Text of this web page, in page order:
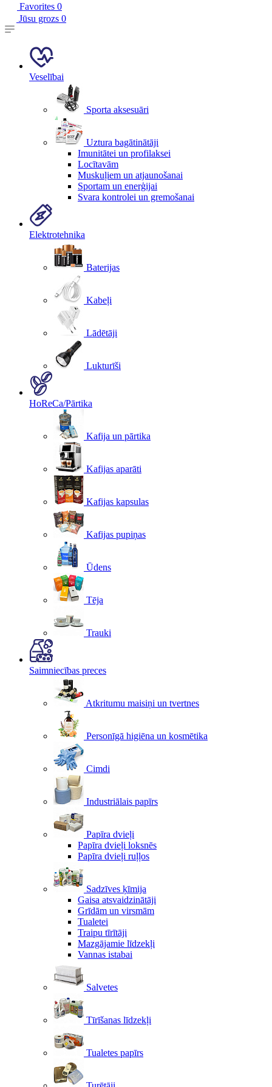
Favorites 0
Jūsu grozs 0
Veselībai
Sporta aksesuāri
Uztura bagātinātāji
Imunitātei un profilaksei
Locītavām
Muskuļiem un atjaunošanai
Sportam un enerģijai
Svara kontrolei un gremošanai
Elektrotehnika
Baterijas
Kabeļi
Lādētāji
Lukturīši
HoReCa/Pārtika
Kafija un pārtika
Kafijas aparāti
Kafijas kapsulas
Kafijas pupiņas
Ūdens
Tēja
Trauki
Saimniecības preces
Atkritumu maisiņi un tvertnes
Personīgā higiēna un kosmētika
Cimdi
Industriālais papīrs
Papīra dvieļi
Papīra dvieļi loksnēs
Papīra dvieļi ruļļos
Sadzīves ķīmija
Gaisa atsvaidzinātāji
Grīdām un virsmām
Tualetei
Traipu tīrītāji
Mazgājamie līdzekļi
Vannas istabai
Salvetes
Tīrīšanas līdzekļi
Tualetes papīrs